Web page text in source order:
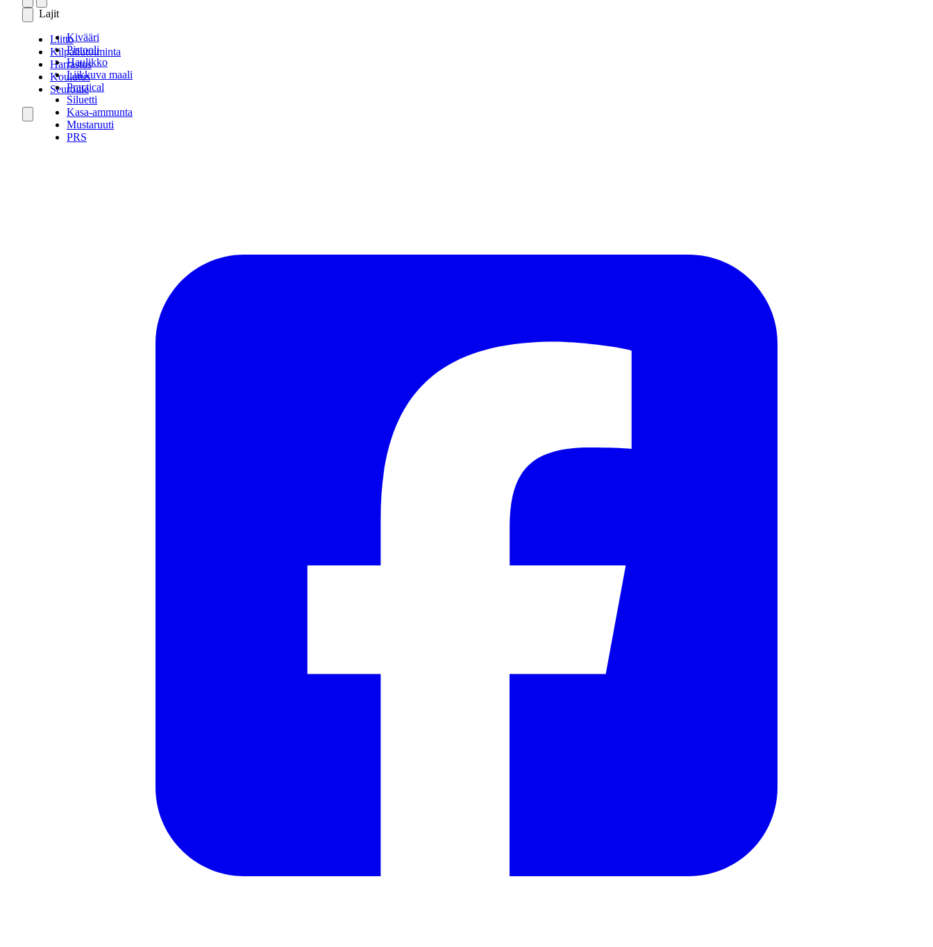
Lajit
Kivääri
Pistooli
Haulikko
Liikkuva maali
Practical
Siluetti
Kasa-ammunta
Mustaruuti
PRS
Liitto
Kilpailutoiminta
Harrastus
Koulutus
Seuroille